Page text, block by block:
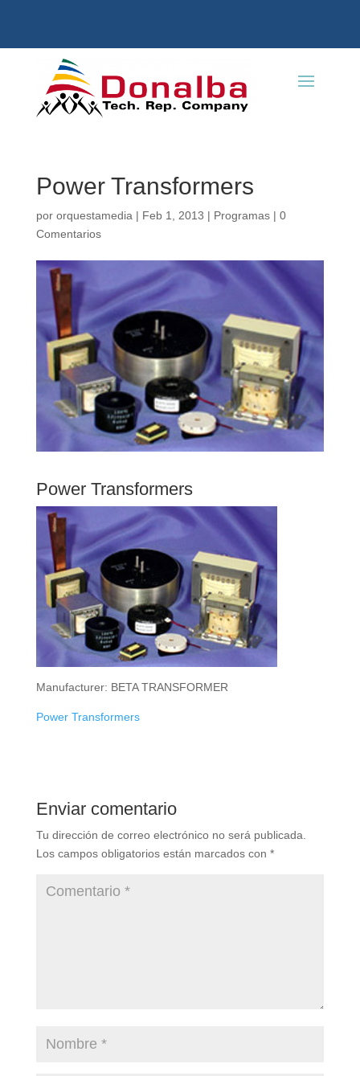
Power Transformers
por orquestamedia | Feb 1, 2013 | Programas| 0
Comentarios
Power Transformers
Manufacturer: BETA TRANSFORMER
Power Transformers
Enviar comentario
Tu dirección de correo electrónico no será publicada.
Los campos obligatorios están marcados con *